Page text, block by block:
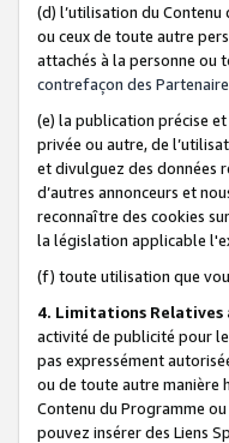
(d) l’utilisation du Contenu
ou ceux de toute autre
attachés à la personne
contrefaçon des
(e) la publication précise
privée ou autre, de
et divulguez des données
d’autres annonceurs et
reconnaître des cookies
la législation applicable
(f) toute utilisation que
4. Limitations Relatives
activité de publicité pour le
pas expressément
ou de toute autre manière
Contenu du Programme
pouvez insérer des Liens